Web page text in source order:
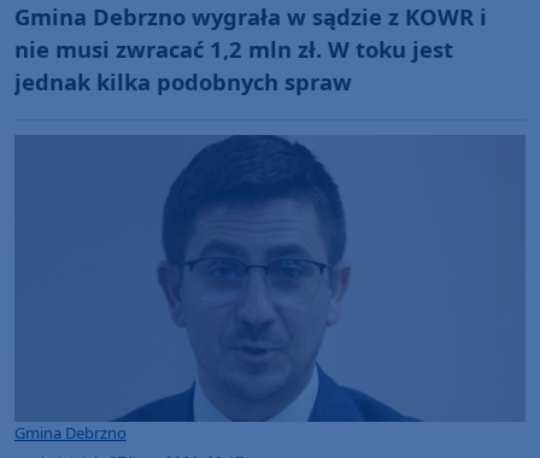
Gmina Debrzno wygrała w sądzie z KOWR i
nie musi zwracać 1,2 mln zł. W toku jest
jednak kilka podobnych spraw
Gmina Debrzno